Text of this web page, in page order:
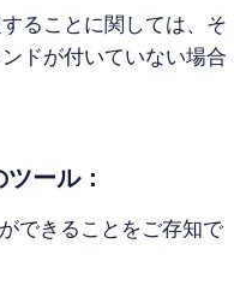
ることに関しては、そ
ドが付いていない場合
ール：
できることをご存知で